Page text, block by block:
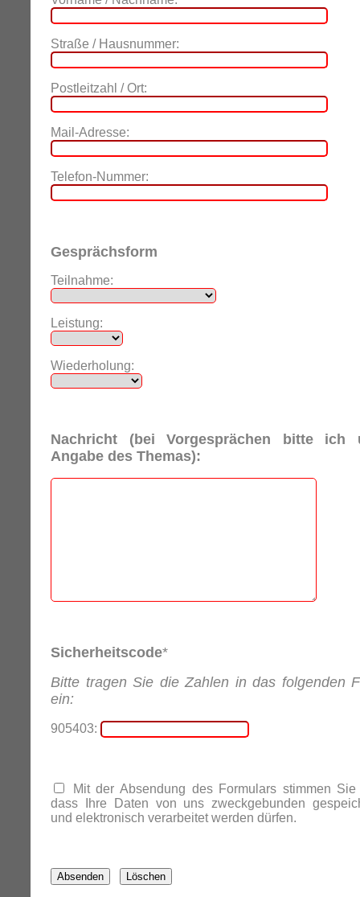
Straße / Hausnummer:
Postleitzahl / Ort:
Mail-Adresse:
Telefon-Nummer:
Gesprächsform
Teilnahme:
Leistung:
Wiederholung:
Nachricht (bei Vorgesprächen bitte ich
Angabe des Themas):
Sicherheitscode*
Bitte tragen Sie die Zahlen in das folgenden
ein:
905403:
Mit der Absendung des Formulars stimmen Sie
dass Ihre Daten von uns zweckgebunden
und elektronisch verarbeitet werden dürfen.